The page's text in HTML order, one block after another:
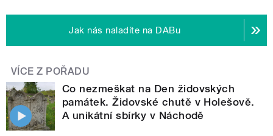
Jak nás naladíte na DABu
VÍCE Z POŘADU
Co nezmeškat na Den židovských
památek. Židovské chutě v Holešově.
A unikátní sbírky v Náchodě